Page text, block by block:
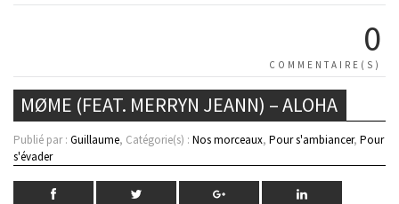
0
COMMENTAIRE(S)
MØME (FEAT. MERRYN JEANN) – ALOHA
Publié par : Guillaume, Catégorie(s) : Nos morceaux, Pour s'ambiancer, Pour
s'évader